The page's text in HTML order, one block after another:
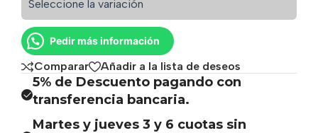
Seleccione la variación
Pedir más información
Comparar Añadir a la lista de deseos
5% de Descuento pagando con
transferencia bancaria.
Martes y jueves 3 y 6 cuotas sin